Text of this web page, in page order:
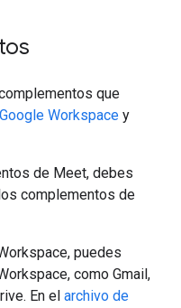
que
Workspace y
de Meet, debes
complementos de
puedes
como Gmail,
En el archivo de